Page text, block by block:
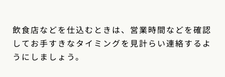
飲食店などを仕込むときは、営業時間などを確認
してお手すきなタイミングを見計らい連絡するよ
うにしましょう。